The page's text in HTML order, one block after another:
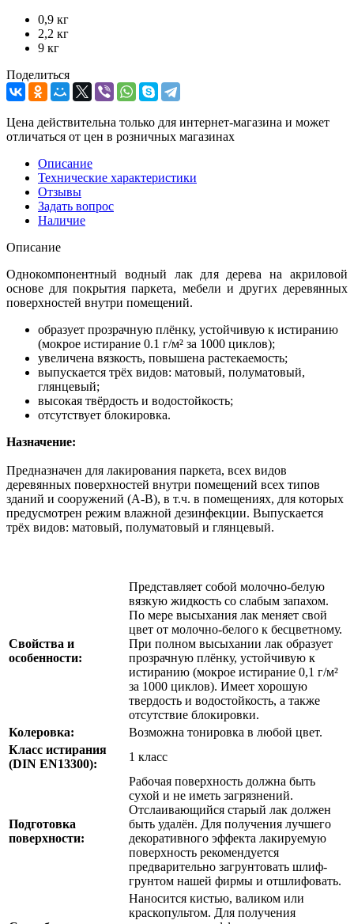
0,9 кг
2,2 кг
9 кг
Поделиться
Цена действительна только для интернет-магазина и может
отличаться от цен в розничных магазинах
Описание
Технические характеристики
Отзывы
Задать вопрос
Наличие
Описание
Однокомпонентный водный лак для дерева на акриловой
основе для покрытия паркета, мебели и других деревянных
поверхностей внутри помещений.
образует прозрачную плёнку, устойчивую к истиранию
(мокрое истирание 0.1 г/м² за 1000 циклов);
увеличена вязкость, повышена растекаемость;
выпускается трёх видов: матовый, полуматовый,
глянцевый;
высокая твёрдость и водостойкость;
отсутствует блокировка.
Назначение:
Предназначен для лакирования паркета, всех видов
деревянных поверхностей внутри помещений всех типов
зданий и сооружений (А-В), в т.ч. в помещениях, для которых
предусмотрен режим влажной дезинфекции. Выпускается
трёх видов: матовый, полуматовый и глянцевый.
Свойства и
особенности:
Представляет собой молочно-белую
вязкую жидкость со слабым запахом.
По мере высыхания лак меняет свой
цвет от молочно-белого к бесцветному.
При полном высыхании лак образует
прозрачную плёнку, устойчивую к
истиранию (мокрое истирание 0,1 г/м²
за 1000 циклов). Имеет хорошую
твердость и водостойкость, а также
отсутствие блокировки.
Колеровка:
Возможна тонировка в любой цвет.
Класс истирания
(DIN EN13300):
1 класс
Подготовка
поверхности:
Рабочая поверхность должна быть
сухой и не иметь загрязнений.
Отслаивающийся старый лак должен
быть удалён. Для получения лучшего
декоративного эффекта лакируемую
поверхность рекомендуется
предварительно загрунтовать шлиф-
грунтом нашей фирмы и отшлифовать.
Наносится кистью, валиком или
краскопультом. Для получения